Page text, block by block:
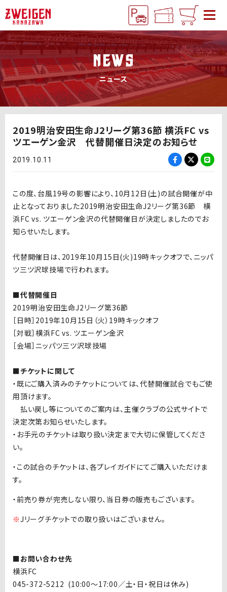
NEWS
ニュース
2019明治安田生命J2リーグ第36節 横浜FC vs
ツエーゲン金沢 代替開催日決定のお知らせ
2019.10.11
この度、台風19号の影響により、10月12日(土)の試合開催が中
止となっておりました2019明治安田生命J2リーグ第36節 横
浜FC vs. ツエーゲン金沢の代替開催日が決定しましたのでお
知らせいたします。
代替開催日は、2019年10月15日(火)19時キックオフで、ニッパ
ツ三ツ沢球技場で行われます。
■代替開催日
2019明治安田生命J2リーグ第36節
［日時］2019年10月15日（火）19時キックオフ
［対戦］横浜FC vs. ツエーゲン金沢
［会場］ニッパツ三ツ沢球技場
■チケットに関して
・既にご購入済みのチケットについては、代替開催試合でもご使
用頂けます。
払い戻し等についてのご案内は、主催クラブの公式サイトで
決定次第お知らせいたします。
・お手元のチケットは取り扱い決定まで大切に保管してくださ
い。
・この試合のチケットは、各プレイガイドにてご購入いただけま
す。
・前売り券が完売しない限り、当日券の販売もございます。
※Jリーグチケットでの取り扱いはございません。
■お問い合わせ先
横浜FC
045-372-5212 (10:00～17:00／土・日・祝日は休み)